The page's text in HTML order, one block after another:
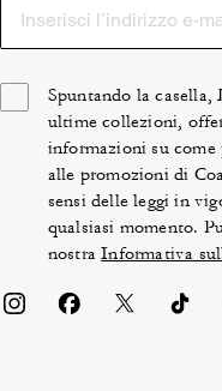
Spuntando la casella,
ultime collezioni,
informazioni su
alle promozioni di
sensi delle leggi in
qualsiasi momento.
nostraInformativa